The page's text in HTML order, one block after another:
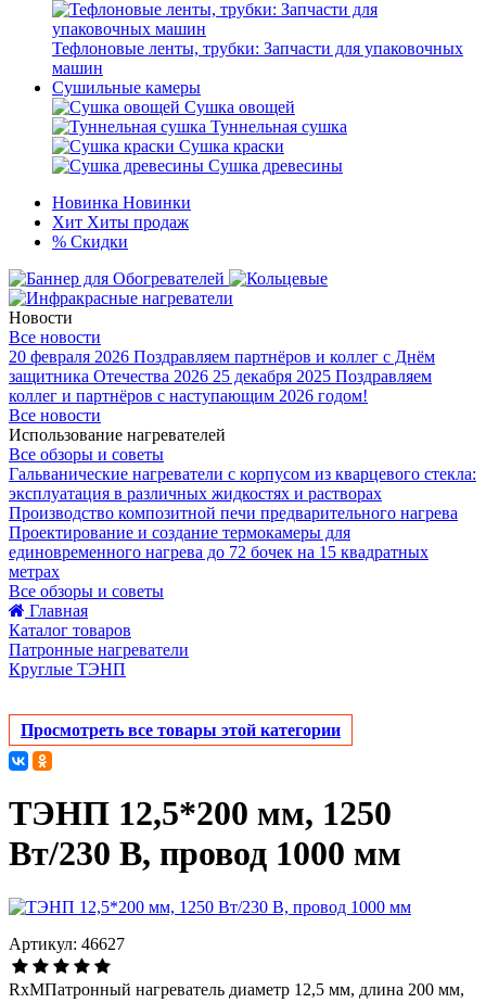
Тефлоновые ленты, трубки: Запчасти для упаковочных
машин
Сушильные камеры
Сушка овощей
Туннельная сушка
Сушка краски
Сушка древесины
Новинка Новинки
Хит Хиты продаж
% Скидки
Новости
Все новости
20 февраля 2026 Поздравляем партнёров и коллег с Днём
защитника Отечества 2026 25 декабря 2025 Поздравляем
коллег и партнёров с наступающим 2026 годом!
Все новости
Использование нагревателей
Все обзоры и советы
Гальванические нагреватели с корпусом из кварцевого стекла:
эксплуатация в различных жидкостях и растворах
Производство композитной печи предварительного нагрева
Проектирование и создание термокамеры для
единовременного нагрева до 72 бочек на 15 квадратных
метрах
Все обзоры и советы
Главная
Каталог товаров
Патронные нагреватели
Круглые ТЭНП
Просмотреть все товары этой категории
ТЭНП 12,5*200 мм, 1250
Вт/230 В, провод 1000 мм
Артикул: 46627
RxMПатронный нагреватель диаметр 12,5 мм, длина 200 мм,